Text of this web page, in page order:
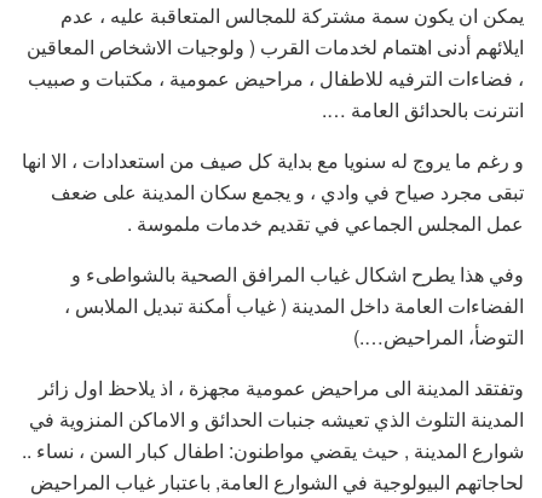
يمكن ان يكون سمة مشتركة للمجالس المتعاقبة عليه ، عدم
ايلائهم أدنى اهتمام لخدمات القرب ( ولوجيات الاشخاص المعاقين
، فضاءات الترفيه للاطفال ، مراحيض عمومية ، مكتبات و صبيب
انترنت بالحدائق العامة ….
و رغم ما يروج له سنويا مع بداية كل صيف من استعدادات ، الا انها
تبقى مجرد صياح في وادي ، و يجمع سكان المدينة على ضعف
عمل المجلس الجماعي في تقديم خدمات ملموسة .
وفي هذا يطرح اشكال غياب المرافق الصحية بالشواطىء و
الفضاءات العامة داخل المدينة ( غياب أمكنة تبديل الملابس ،
التوضأ، المراحيض….)
وتفتقد المدينة الى مراحيض عمومية مجهزة ، اذ يلاحظ اول زائر
المدينة التلوث الذي تعيشه جنبات الحدائق و الاماكن المنزوية في
شوارع المدينة , حيث يقضي مواطنون: اطفال كبار السن ، نساء ..
لحاجاتهم البيولوجية في الشوارع العامة, باعتبار غياب المراحيض